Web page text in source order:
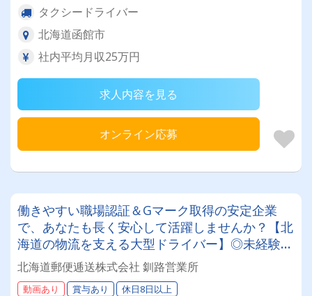
タクシードライバー
北海道函館市
社内平均月収25万円
求人内容を見る
オンライン応募
働きやすい職場認証＆Gマーク取得の安定企業
で、あなたも長く安心して活躍しませんか？【北
海道の物流を支える大型ドライバー】◎未経験歓
迎◎残業月平均8～9時間◎賞与年3回（昨年度実
績：計4.05ヶ月分）◎カゴ台車メイン
北海道郵便逓送株式会社 釧路営業所
動画あり 賞与あり 休日8日以上